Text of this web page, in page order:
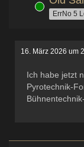
Online
ErrNo 5
16. März 2026 um
Ich habe jetzt
Pyrotechnik-